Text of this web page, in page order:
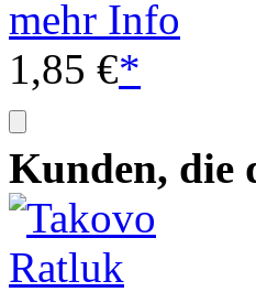
mehr Info
1,85 €*
Kunden, die